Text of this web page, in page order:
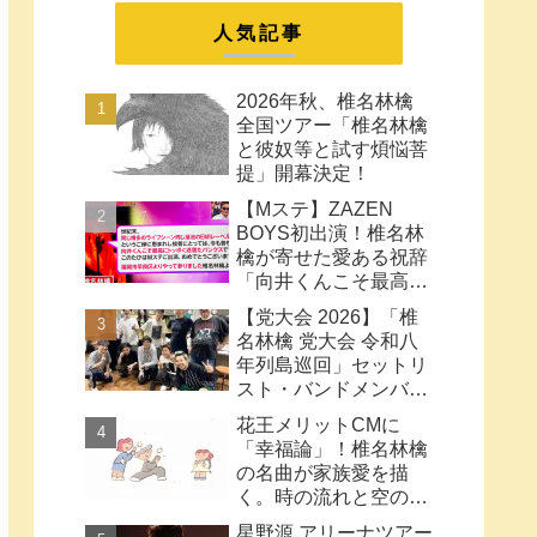
人気記事
2026年秋、椎名林檎
全国ツアー「椎名林檎
と彼奴等と試す煩悩菩
提」開幕決定！
【Mステ】ZAZEN
BOYS初出演！椎名林
檎が寄せた愛ある祝辞
「向井くんこそ最高に
トッポく洒落たパンク
ス」と密接なコラボ史
まとめ
【党大会 2026】「椎
名林檎 党大会 令和八
年列島巡回」セットリ
スト・バンドメンバー
など【ネタバレ注意】
花王メリットCMに
「幸福論」！椎名林檎
の名曲が家族愛を描
く。時の流れと空の色
に何も望みはしない様
星野源 アリーナツアー